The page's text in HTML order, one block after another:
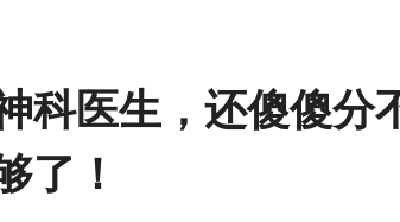
科医生，还傻傻分
了！